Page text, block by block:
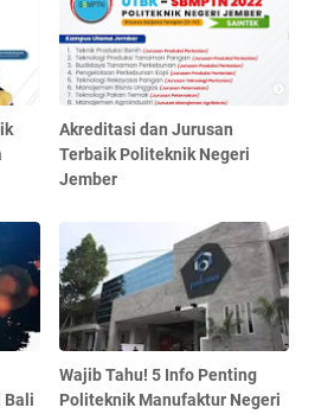
Akreditasi dan Jurusan
Terbaik Politeknik Negeri
Jember
Bali
Wajib Tahu! 5 Info Penting
Politeknik Manufaktur Negeri